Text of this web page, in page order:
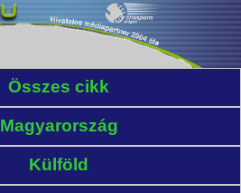
Összes cikk
Magyarország
Külföld